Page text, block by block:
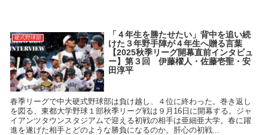
硬式野球部
「４年生を勝たせたい」背中を追い続
けた３年野手陣が４年生へ贈る言葉
【2025秋季リーグ開幕直前インタビュ
ー】第３回 伊藤櫂人・佐藤壱聖・安
田淳平
春季リーグで中大硬式野球部は負け越し、４位に終わった。巻き返し
を図る、東都大学野球１部秋季リーグ戦は９月16日に開幕する。ジャ
イアンツタウンスタジアムで迎える初戦の相手は亜細亜大学。春に躍
進を遂げた相手とどのような勝負になるのか。肝心の初戦...